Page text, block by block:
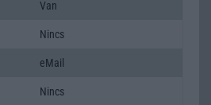
Van
Nincs
eMail
Nincs